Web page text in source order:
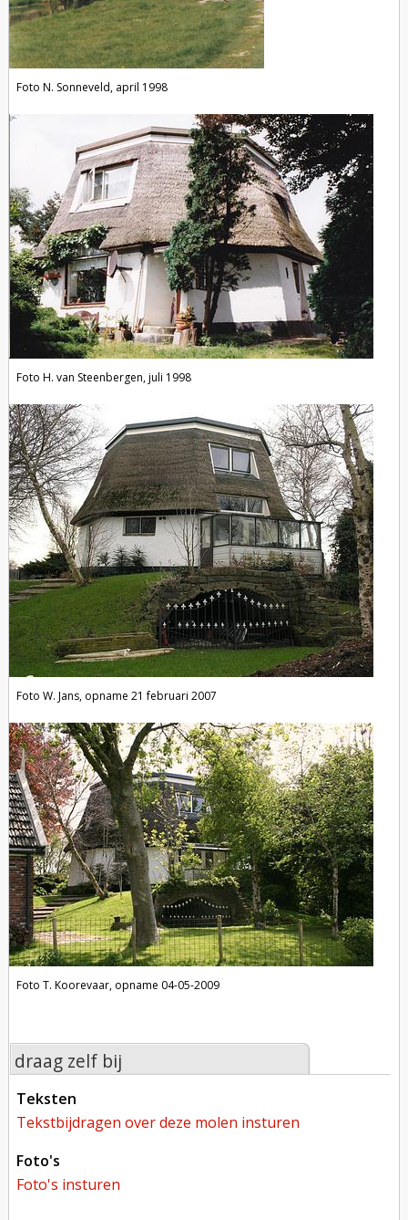
Foto N. Sonneveld, april 1998
Foto H. van Steenbergen, juli 1998
Foto W. Jans, opname 21 februari 2007
Foto T. Koorevaar, opname 04-05-2009
draag zelf bij
teksten
tekstbijdragen over deze molen insturen
foto's
foto's insturen